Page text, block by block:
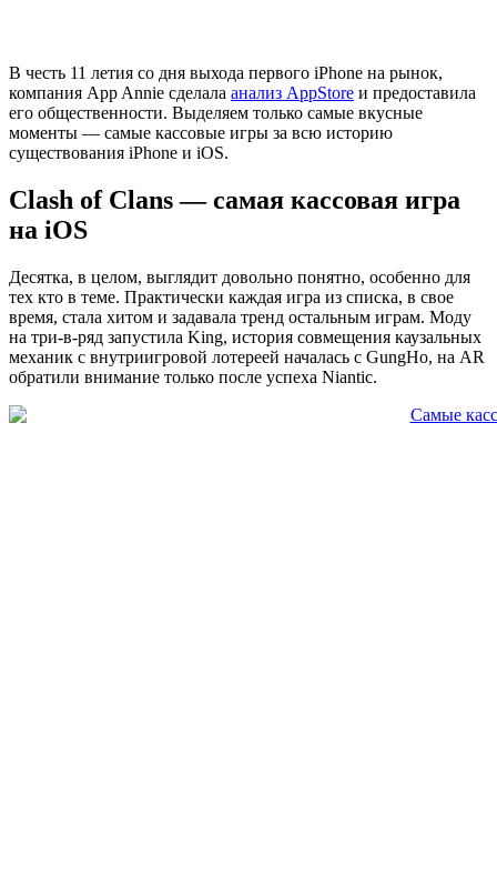
В честь 11 летия со дня выхода первого iPhone на рынок,
компания App Annie сделала анализ AppStore и предоставила
его общественности. Выделяем только самые вкусные
моменты — самые кассовые игры за всю историю
существования iPhone и iOS.
Clash of Clans — самая кассовая игра
на iOS
Десятка, в целом, выглядит довольно понятно, особенно для
тех кто в теме. Практически каждая игра из списка, в свое
время, стала хитом и задавала тренд остальным играм. Моду
на три-в-ряд запустила King, история совмещения каузальных
механик с внутриигровой лотереей началась с GungHo, на AR
обратили внимание только после успеха Niantic.